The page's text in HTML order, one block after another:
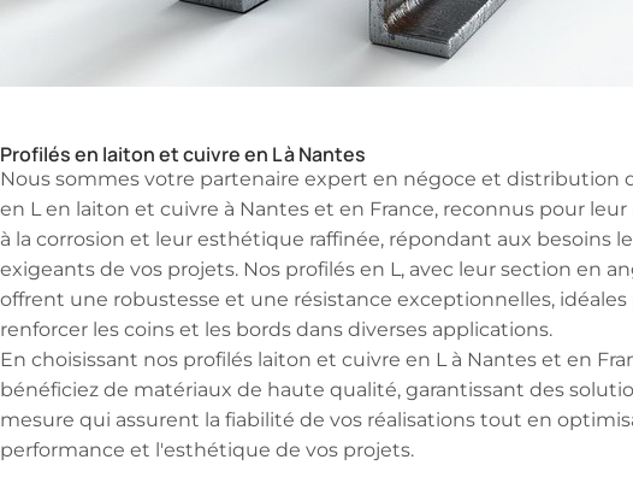
Profilés en laiton et cuivre en L à Nantes
Nous sommes votre partenaire expert en négoce et distribution
en L en laiton et cuivre à Nantes et en France, reconnus pour leur
à la corrosion et leur esthétique raffinée, répondant aux besoins
exigeants de vos projets. Nos profilés en L, avec leur section en
offrent une robustesse et une résistance exceptionnelles,
renforcer les coins et les bords dans diverses applications.
En choisissant nos profilés laiton et cuivre en L à Nantes et en
bénéficiez de matériaux de haute qualité, garantissant des
mesure qui assurent la fiabilité de vos réalisations tout en
performance et l'esthétique de vos projets.